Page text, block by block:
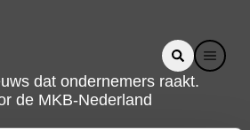
dat ondernemers raakt.
de MKB-Nederland